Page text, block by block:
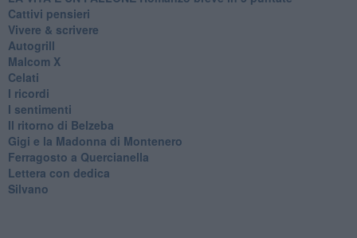
Cattivi pensieri
Vivere & scrivere
Autogrill
Malcom X
Celati
I ricordi
I sentimenti
Il ritorno di Belzeba
Gigi e la Madonna di Montenero
Ferragosto a Quercianella
Lettera con dedica
Silvano